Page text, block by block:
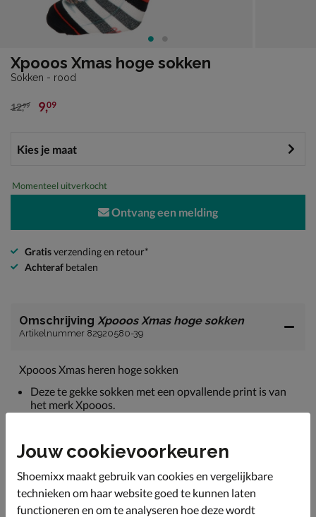
Xpooos Xmas hoge sokken
Sokken - rood
van € 12,99 voor € 9,09
12,99 9,09
Momenteel uitverkocht
Ontvang een melding
Gratisverzending en retour*
Achteraf betalen
Omschrijving Xpooos Xmas hoge sokken
Artikelnummer 82920580-39
Xpooos Xmas heren hoge sokken
Deze te gekke sokken met een opvallende print is van
het merk Xpooos.
Beschikt over een naadloos teen- en hielstuk.
Leuk om als cadeau te geven tijdens de feestdagen!
Maar natuurlijk ook heel leuk als cadeautje voor jezelf!
Jouw cookievoorkeuren
Shoemixx maakt gebruik van cookies en vergelijkbare
technieken om haar website goed te kunnen laten
functioneren en om te analyseren hoe deze wordt